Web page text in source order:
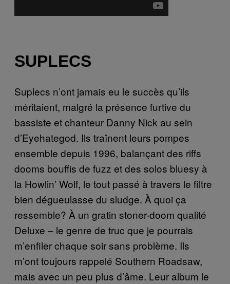
SUPLECS
Suplecs n’ont jamais eu le succès qu’ils
méritaient, malgré la présence furtive du
bassiste et chanteur Danny Nick au sein
d’Eyehategod. Ils traînent leurs pompes
ensemble depuis 1996, balançant des riffs
dooms bouffis de fuzz et des solos bluesy à
la Howlin’ Wolf, le tout passé à travers le filtre
bien dégueulasse du sludge. À quoi ça
ressemble? À un gratin stoner-doom qualité
Deluxe – le genre de truc que je pourrais
m’enfiler chaque soir sans problème. Ils
m’ont toujours rappelé Southern Roadsaw,
mais avec un peu plus d’âme. Leur album le